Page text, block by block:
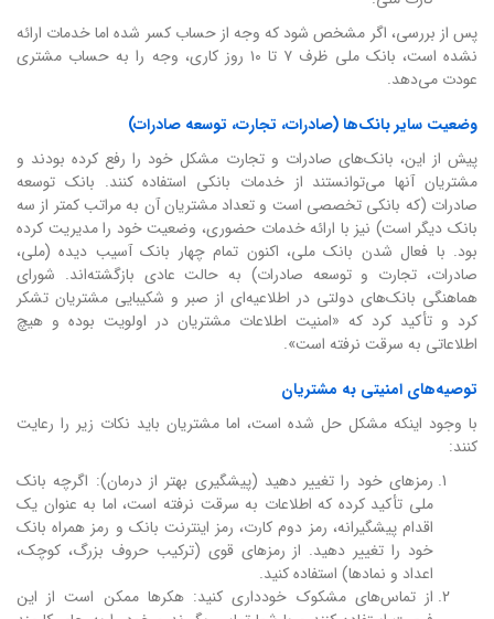
پس از بررسی، اگر مشخص شود که وجه از حساب کسر شده اما خدمات ارائه
نشده است، بانک ملی ظرف ۷ تا ۱۰ روز کاری، وجه را به حساب مشتری
عودت می‌دهد.
وضعیت سایر بانک‌ها (صادرات، تجارت، توسعه صادرات)
پیش از این، بانک‌های صادرات و تجارت مشکل خود را رفع کرده بودند و
مشتریان آنها می‌توانستند از خدمات بانکی استفاده کنند. بانک توسعه
صادرات (که بانکی تخصصی است و تعداد مشتریان آن به مراتب کمتر از سه
بانک دیگر است) نیز با ارائه خدمات حضوری، وضعیت خود را مدیریت کرده
بود. با فعال شدن بانک ملی، اکنون تمام چهار بانک آسیب دیده (ملی،
صادرات، تجارت و توسعه صادرات) به حالت عادی بازگشته‌اند. شورای
هماهنگی بانک‌های دولتی در اطلاعیه‌ای از صبر و شکیبایی مشتریان تشکر
کرد و تأکید کرد که «امنیت اطلاعات مشتریان در اولویت بوده و هیچ
اطلاعاتی به سرقت نرفته است».
توصیه‌های امنیتی به مشتریان
با وجود اینکه مشکل حل شده است، اما مشتریان باید نکات زیر را رعایت
کنند:
رمزهای خود را تغییر دهید (پیشگیری بهتر از درمان): اگرچه بانک
ملی تأکید کرده که اطلاعات به سرقت نرفته است، اما به عنوان یک
اقدام پیشگیرانه، رمز دوم کارت، رمز اینترنت بانک و رمز همراه بانک
خود را تغییر دهید. از رمزهای قوی (ترکیب حروف بزرگ، کوچک،
اعداد و نمادها) استفاده کنید.
از تماس‌های مشکوک خودداری کنید: هکرها ممکن است از این